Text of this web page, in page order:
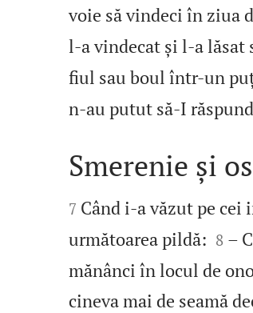
voie să vindeci în ziua
l‑a vindecat și l‑a lăsat
fiul sau boul într‑un
n‑au putut să‑I

Smerenie și

7 Când i‑a văzut pe
următoarea pildă:
8 –
mănânci în locul de
cineva mai de seamă